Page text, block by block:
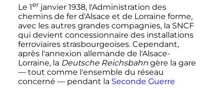
Le 1er janvier 1938, l'Administration des
chemins de fer d'Alsace et de Lorraine forme,
avec les autres grandes compagnies, la SNCF
qui devient concessionnaire des installations
ferroviaires strasbourgeoises. Cependant,
après l'annexion allemande de l'Alsace-
Lorraine, la Deutsche Reichsbahngère la gare
— tout comme l'ensemble du réseau
concerné —pendant la Seconde Guerre